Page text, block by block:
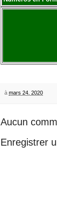
à mars 24, 2020
Aucun
Enregistrer